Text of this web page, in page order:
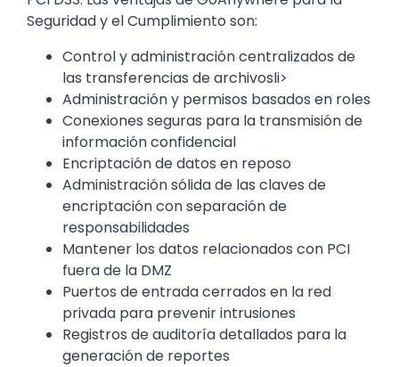
Seguridad y el Cumplimiento son:
Control y administración centralizados de
las transferencias de archivosli>
Administración y permisos basados en roles
Conexiones seguras para la transmisión de
información confidencial
Encriptación de datos en reposo
Administración sólida de las claves de
encriptación con separación de
responsabilidades
Mantener los datos relacionados con PCI
fuera de la DMZ
Puertos de entrada cerrados en la red
privada para prevenir intrusiones
Registros de auditoría detallados para la
generación de reportes